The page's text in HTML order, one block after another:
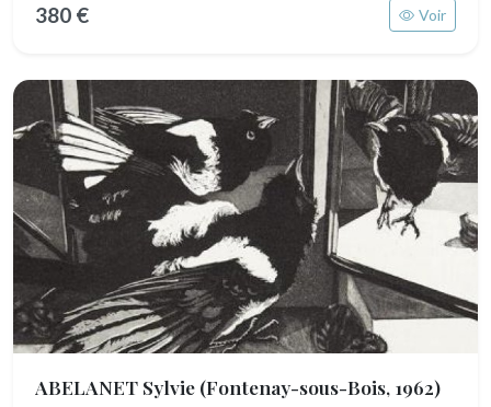
380 € Voir
ABELANET Sylvie (Fontenay-sous-Bois, 1962)